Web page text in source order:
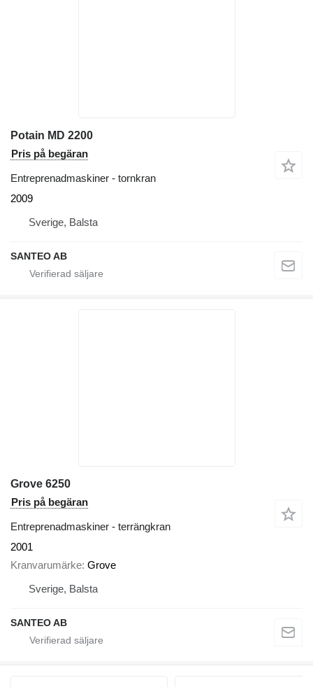
Potain MD 2200
Pris på begäran
Entreprenadmaskiner - tornkran
2009
Sverige, Balsta
SANTEO AB
Grove 6250
Pris på begäran
Entreprenadmaskiner - terrängkran
2001
Kranvarumärke Grove
Sverige, Balsta
SANTEO AB